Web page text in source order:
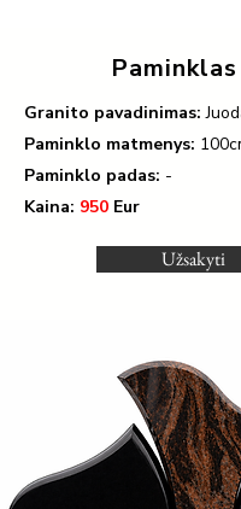
Granito pavadinimas:
Paminklo matmenys: 100
Paminklo padas: -
Kaina: 950 Eur
Užsakyti